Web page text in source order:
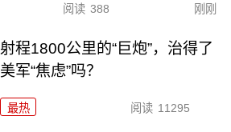
阅读 388 刚刚
射程1800公里的“巨炮”，治得了
美军“焦虑”吗？
最热 阅读 11295